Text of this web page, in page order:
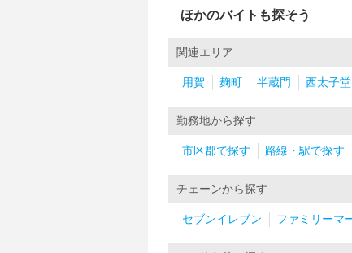
ほかのバイトも探そう
関連エリア
用賀 麹町 半蔵門 西太子堂
勤務地から探す
市区郡で探す 路線・駅で探す
チェーンから探す
セブンイレブン ファミリーマ